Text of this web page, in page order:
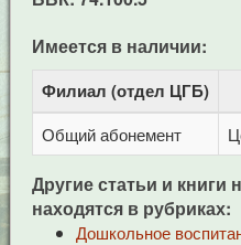
Имеется в наличии:
Филиал (отдел ЦГБ)
Общий абонемент
Другие статьи и книги
находятся в рубриках:
Дошкольное